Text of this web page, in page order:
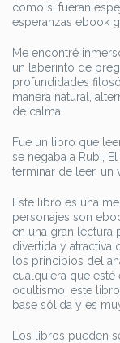
como si fueran
esperanzas ebook
Me encontré
un laberinto de
profundidades
manera natural,
de calma.
Fue un libro que
se negaba a Rubi,
terminar de leer, un
Este libro es una
personajes son
en una gran lectura
divertida y atractiva
los principios del
cualquiera que
ocultismo, este
base sólida y es
Los libros pueden